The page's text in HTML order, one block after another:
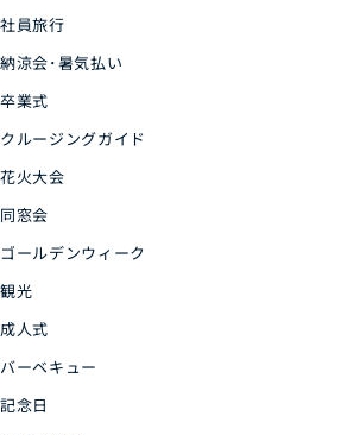
社員旅行
納涼会･暑気払い
卒業式
クルージングガイド
花火大会
同窓会
ゴールデンウィーク
観光
成人式
バーベキュー
記念日